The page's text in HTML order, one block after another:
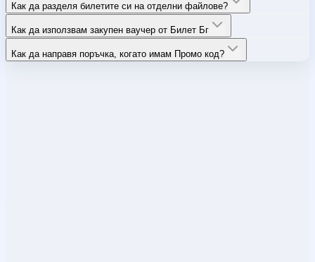
Как да разделя билетите си на отделни файлове?
Как да използвам закупен ваучер от Билет Бг
Как да направя поръчка, когато имам Промо код?